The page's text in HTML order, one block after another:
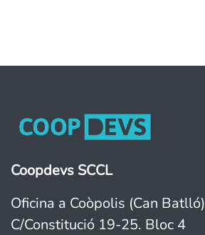
Coopdevs SCCL
Oficina a Coòpolis (Can Batlló)
C/Constitució 19-25. Bloc 4